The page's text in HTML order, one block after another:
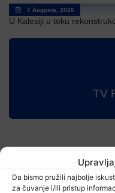
Da bismo pružili najbolje
za čuvanje i/ili pristup
7 Augusta, 2026
U Kalesiji u toku
TV